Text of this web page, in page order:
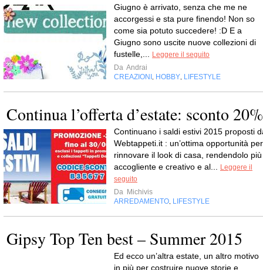
Giugno è arrivato, senza che me ne
accorgessi e sta pure finendo! Non so
come sia potuto succedere! :D E a
Giugno sono uscite nuove collezioni di
fustelle,... Leggere il seguito
Da Andrai
CREAZIONI , HOBBY, LIFESTYLE
Continua l’offerta d’estate: sconto 20%
Continuano i saldi estivi 2015 proposti
Webtappeti.it : un’ottima opportunità per
rinnovare il look di casa, rendendolo più
accogliente e creativo e al... Leggere il
seguito
Da Michivis
ARREDAMENTO, LIFESTYLE
Gipsy Top Ten best – Summer 2015
Ed ecco un’altra estate, un altro motivo
in più per costruire nuove storie e